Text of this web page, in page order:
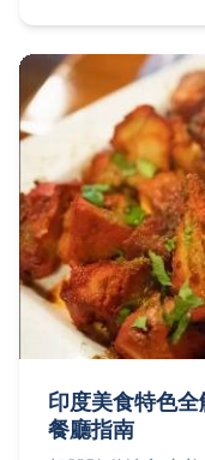
印度美食特色
餐廳指南